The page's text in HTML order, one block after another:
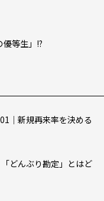
等生」!?
｜新規再来率を決める
どんぶり勘定」とはど